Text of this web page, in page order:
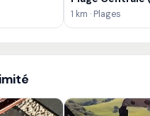
1 km · Plages